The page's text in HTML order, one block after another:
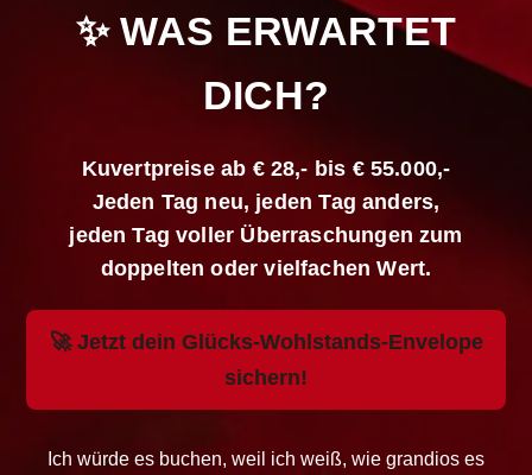
✨ WAS ERWARTET
DICH?
Kuvertpreise ab € 28,- bis € 55.000,-
Jeden Tag neu, jeden Tag anders,
jeden Tag voller Überraschungen zum
doppelten oder vielfachen Wert.
🚀 Jetzt dein Glücks-Wohlstands-Envelope
sichern!
Ich würde es buchen, weil ich weiß, wie grandios es